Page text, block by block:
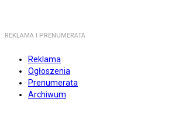
REKLAMA I PRENUMERATA
Reklama
Ogłoszenia
Prenumerata
Archiwum